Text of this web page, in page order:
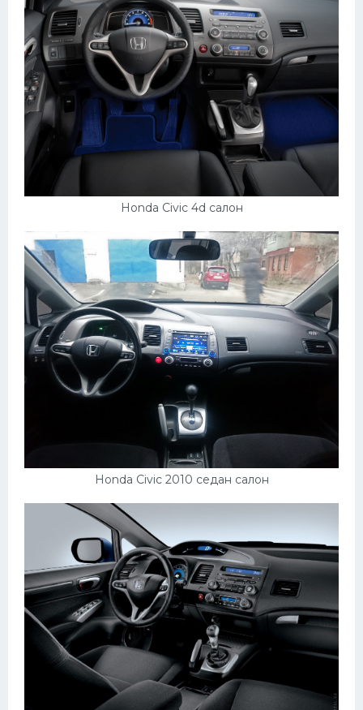
Honda Civic 4d салон
Honda Civic 2010 седан салон